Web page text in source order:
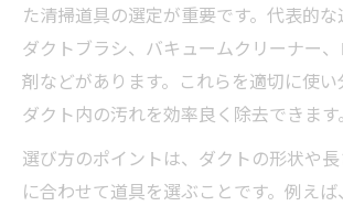
た清掃道具の選定が重要です。代表的な
ダクトブラシ、バキュームクリーナー
剤などがあります。これらを適切に使い
ダクト内の汚れを効率良く除去できます。
選び方のポイントは、ダクトの形状や
に合わせて道具を選ぶことです。例え